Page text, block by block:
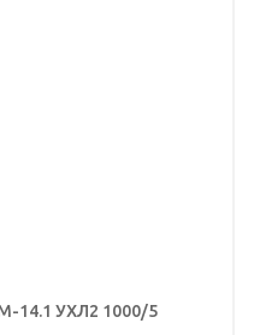
14.1 УХЛ2 1000/5